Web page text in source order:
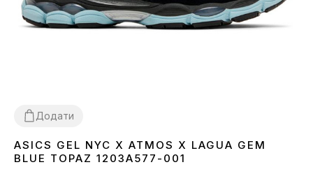
Додати
37 38394041 42 43
ASICS GEL NYC X ATMOS X LAGUA GEM
BLUE TOPAZ 1203A577-001